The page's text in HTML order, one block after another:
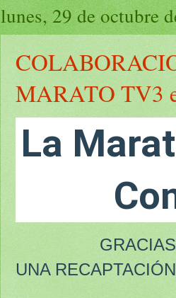
lunes, 29 de octubre
MARATO TV3
La
GRACIAS
UNA